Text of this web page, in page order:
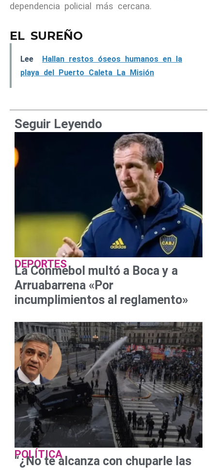
dependencia policial más cercana.
EL SUREÑO
Lee
Hallan restos óseos humanos en la
playa del Puerto Caleta La Misión
Seguir Leyendo
DEPORTES
La Conmebol multó a Boca y a
Arruabarrena «Por
incumplimientos al reglamento»
POLÍTICA
“¿No te alcanza con chuparle las